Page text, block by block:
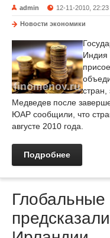
admin 12-11-2010, 22:23
Новости экономики
Индия
стран,
Медведев после
ЮАР сообщили, что
августе 2010 года.
Подробнее